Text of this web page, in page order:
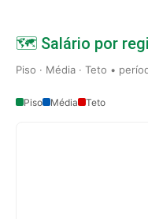
🗺️ Salário por
Piso · Média · Teto •
Piso Média Teto